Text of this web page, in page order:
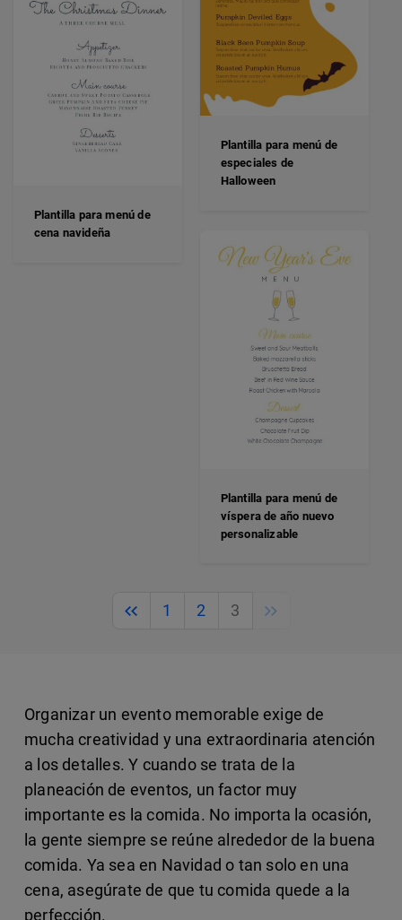
Plantilla para menú de
especiales de
Halloween
Plantilla para menú de
cena navideña
Plantilla para menú de
víspera de año nuevo
personalizable
Previous
1 2 3 Next
Organizar un evento memorable exige de
mucha creatividad y una extraordinaria atención
a los detalles. Y cuando se trata de la
planeación de eventos, un factor muy
importante es la comida. No importa la ocasión,
la gente siempre se reúne alrededor de la buena
comida. Ya sea en Navidad o tan solo en una
cena, asegúrate de que tu comida quede a la
perfección.